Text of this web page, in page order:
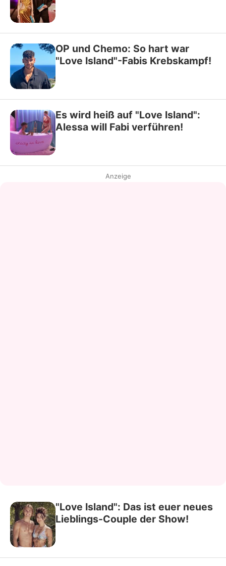
OP und Chemo: So hart war
"Love Island"-Fabis Krebskampf!
Es wird heiß auf "Love Island":
Alessa will Fabi verführen!
Anzeige
"Love Island": Das ist euer neues
Lieblings-Couple der Show!